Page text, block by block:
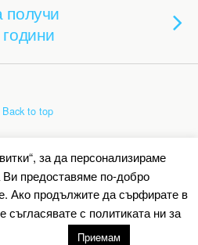
получи
Back to top
Барометър.нет
за да персонализираме
предоставяме по-добро
Ако продължите да сърфирате в
съгласявате с политиката ни за
Приемам